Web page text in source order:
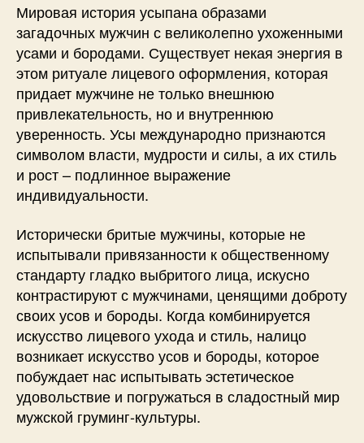
Мировая история усыпана образами
загадочных мужчин с великолепно ухоженными
усами и бородами. Существует некая энергия в
этом ритуале лицевого оформления, которая
придает мужчине не только внешнюю
привлекательность, но и внутреннюю
уверенность. Усы международно признаются
символом власти, мудрости и силы, а их стиль
и рост – подлинное выражение
индивидуальности.
Исторически бритые мужчины, которые не
испытывали привязанности к общественному
стандарту гладко выбритого лица, искусно
контрастируют с мужчинами, ценящими доброту
своих усов и бороды. Когда комбинируется
искусство лицевого ухода и стиль, налицо
возникает искусство усов и бороды, которое
побуждает нас испытывать эстетическое
удовольствие и погружаться в сладостный мир
мужской груминг-культуры.